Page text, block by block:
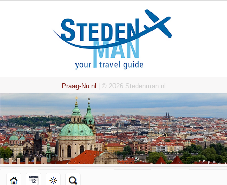
Praag-Nu.nl | © 2026 Stedenman.nl